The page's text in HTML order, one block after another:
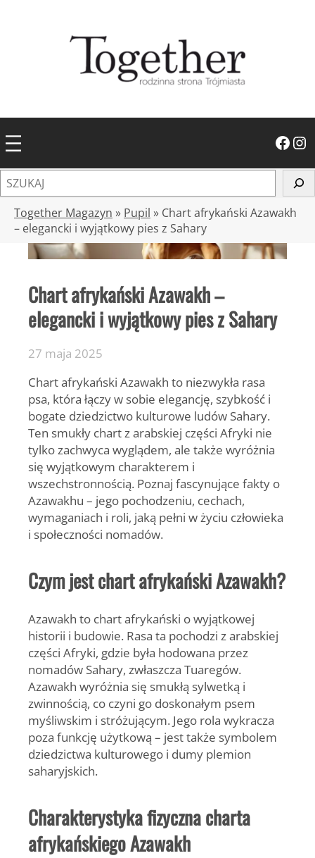
Facebook Instagram
z
Together Magazyn » Pupil » Chart afrykański Azawakh
– elegancki i wyjątkowy pies z Sahary
Chart afrykański Azawakh –
elegancki i wyjątkowy pies z Sahary
27 maja 2025
Chart afrykański Azawakh to niezwykła rasa
psa, która łączy w sobie elegancję, szybkość i
bogate dziedzictwo kulturowe ludów Sahary.
Ten smukły chart z arabskiej części Afryki nie
tylko zachwyca wyglądem, ale także wyróżnia
się wyjątkowym charakterem i
wszechstronnością. Poznaj fascynujące fakty o
Azawakhu – jego pochodzeniu, cechach,
wymaganiach i roli, jaką pełni w życiu człowieka
i społeczności nomadów.
Czym jest chart afrykański Azawakh?
Azawakh to chart afrykański o wyjątkowej
historii i budowie. Rasa ta pochodzi z arabskiej
części Afryki, gdzie była hodowana przez
nomadów Sahary, zwłaszcza Tuaregów.
Azawakh wyróżnia się smukłą sylwetką i
zwinnością, co czyni go doskonałym psem
myśliwskim i stróżującym. Jego rola wykracza
poza funkcję użytkową – jest także symbolem
dziedzictwa kulturowego i dumy plemion
saharyjskich.
Charakterystyka fizyczna charta
afrykańskiego Azawakh